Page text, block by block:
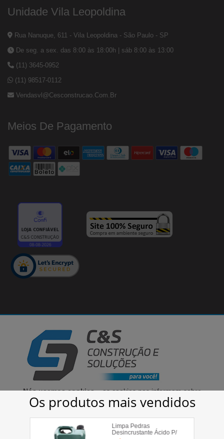
Unidade Vila Leopoldina
Rua Nanuque, 611 - Vila Leopoldina - São Paulo - SP
De seg. a sex. das 8:00 às 18:00h | sáb 8:00 às 13:00
(11) 3645-0952
(11) 98517-0112
Vendasvl@cesconstrucao.com.br
Meios De Pagamento
Cirino & Samara Comércio de Materiais Para Construção LTDA - 03.340.442/0001-75
© 2020 | Todos os direitos reservados
Nós usamos cookies– os cookies nos informam sobre
seu comportamento enquanto utiliza nosso site, para
que possamos melhorar a sua experiência, bem como
aprimorar as nossas comunicações e a oferta de
produtos. Ao prosseguir no nosso site você aceita a